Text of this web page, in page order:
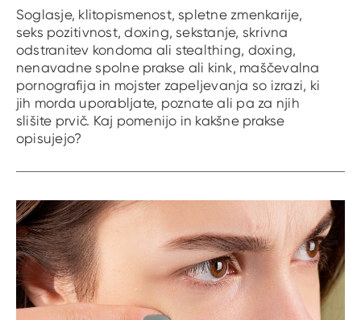
Soglasje, klitopismenost, spletne zmenkarije,
seks pozitivnost, doxing, sekstanje, skrivna
odstranitev kondoma ali stealthing, doxing,
nenavadne spolne prakse ali kink, maščevalna
pornografija in mojster zapeljevanja so izrazi, ki
jih morda uporabljate, poznate ali pa za njih
slišite prvič. Kaj pomenijo in kakšne prakse
opisujejo?